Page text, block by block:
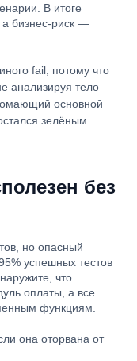
В итоге
а бизнес-риск —
fail, потому что
анализируя тело
основной
зелёным.
без
но опасный
успешных тестов
что
оплаты, а все
функциям.
она оторвана от